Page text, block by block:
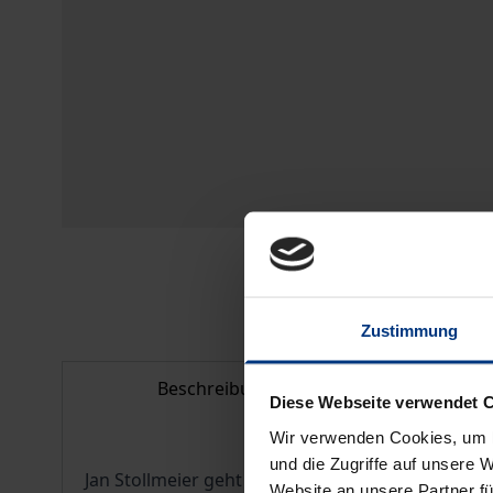
Zustimmung
Diese Webseite verwendet
Wir verwenden Cookies,
und die Zugriffe auf unsere
Beschreibung
Jan Stollmeier geht der Frage nach der